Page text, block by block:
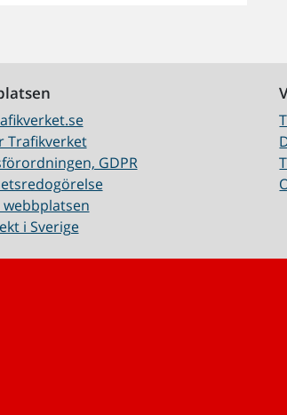
Trafikverket
GDPR
i Sverige